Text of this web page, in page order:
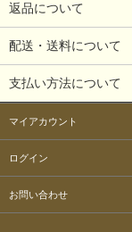
返品について
配送・送料について
支払い方法について
マイアカウント
ログイン
お問い合わせ